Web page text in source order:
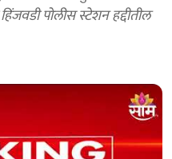
पोलीस स्टेशन हद्दीतील